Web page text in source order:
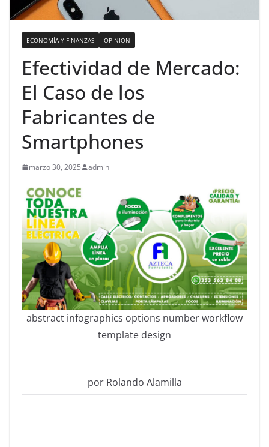
ECONOMÍA Y FINANZAS OPINION
Efectividad de Mercado:
El Caso de los
Fabricantes de
Smartphones
marzo 30, 2025 admin
abstract infographics options number workflow
template design
por Rolando Alamilla